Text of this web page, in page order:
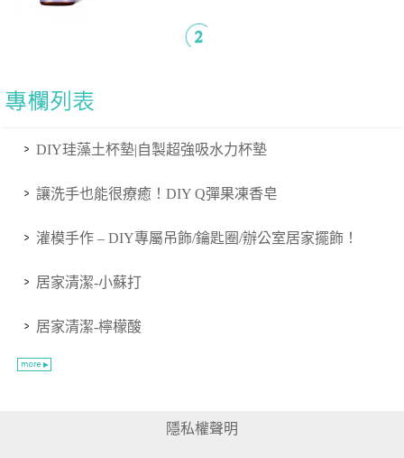
DIY珪藻土杯墊|自製超強吸水力杯墊
讓洗手也能很療癒！DIY Q彈果凍香皂
灌模手作 – DIY專屬吊飾/鑰匙圈/辦公室居家擺飾！
居家清潔-小蘇打
居家清潔-檸檬酸
隱私權聲明